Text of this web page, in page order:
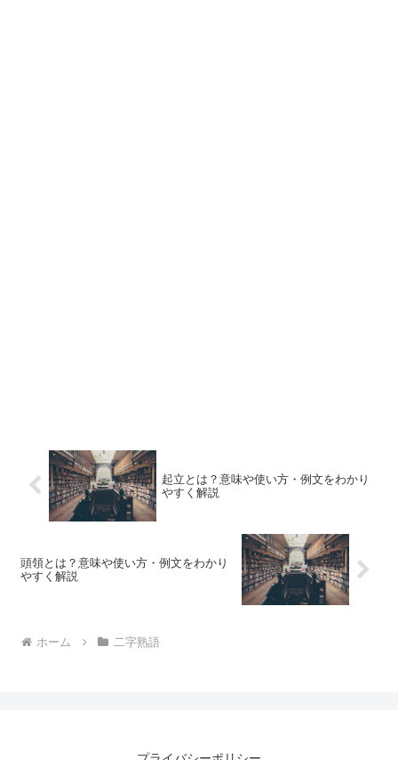
起立とは？意味や使い方・例文をわかり
やすく解説
頭領とは？意味や使い方・例文をわかり
やすく解説
ホーム 二字熟語